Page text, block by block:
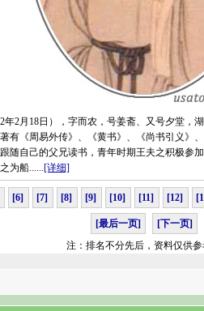
2月18日），字而农，号姜斋、又号夕堂，
有《周易外传》、《黄书》、《尚书引义》
随自己的父兄读书，青年时期王夫之积极参
为船......[详细]
[6] [7] [8] [9] [10] [11] [12]
[最后一页]
[下一页]
注：排名不分先后，资料仅供